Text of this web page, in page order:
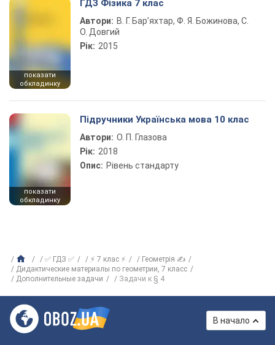
показати
обкладинку
ГДЗ Фізика 7 клас
Автори: В. Г. Бар’яхтар, Ф. Я. Божинова, С.
О. Довгий
Рік: 2015
показати
обкладинку
Підручники Українська мова 10 клас
Автори: О. П. Глазова
Рік: 2018
Опис: Рівень стандарту
✅ ГДЗ ✅ ⚡ 7 клас ⚡
Геометрія ✍
Дидактические материалы по геометрии, 7 класс
Дополнительные задачи
Задачи к § 4
В начало